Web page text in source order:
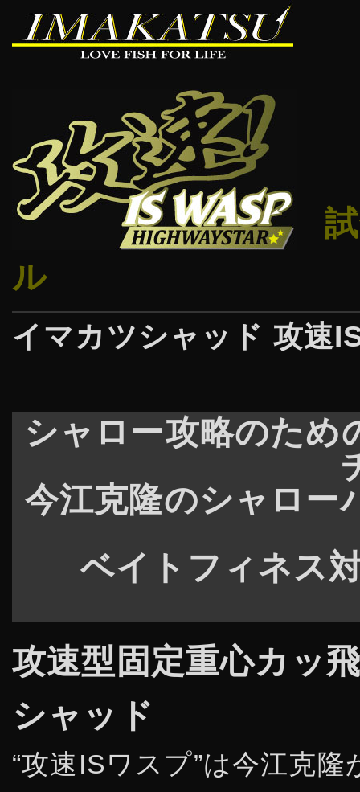
ル
イマカツシャッド 攻
シャロー攻略のため
今江克隆のシャロー
ベイトフィネス
攻速型固定重心カッ
シャッド
“攻速ISワスプ”は今江克隆